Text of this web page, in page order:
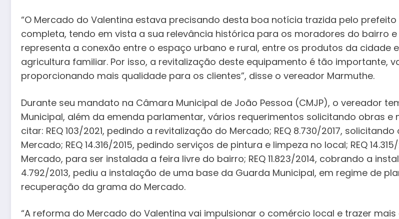
“O Mercado do Valentina estava precisando desta boa notícia trazida pelo
completa, tendo em vista a sua relevância histórica para os moradores do bairro
representa a conexão entre o espaço urbano e rural, entre os produtos da
agricultura familiar. Por isso, a revitalização deste equipamento é tão importante,
proporcionando mais qualidade para os clientes”, disse o vereador Marmuthe.
Durante seu mandato na Câmara Municipal de João Pessoa (CMJP), o vereador
Municipal, além da emenda parlamentar, vários requerimentos solicitando obras e
citar: REQ 103/2021, pedindo a revitalização do Mercado; REQ 8.730/2017,
Mercado; REQ 14.316/2015, pedindo serviços de pintura e limpeza no local; REQ
Mercado, para ser instalada a feira livre do bairro; REQ 11.823/2014, cobrando a
4.792/2013, pediu a instalação de uma base da Guarda Municipal, em regime de
recuperação da grama do Mercado.
“A reforma do Mercado do Valentina vai impulsionar o comércio local e trazer